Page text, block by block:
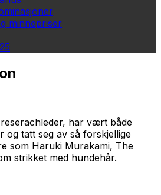
minnepriser
har vært både
og tatt seg av så forskjellige
som Haruki Murakami, The
strikket med hundehår.